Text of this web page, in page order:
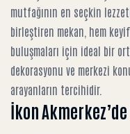
mutfağının en seçkin
birleştiren mekan, hem
buluşmaları için ideal bir
dekorasyonu ve merkezi
arayanların tercihidir.
İkon